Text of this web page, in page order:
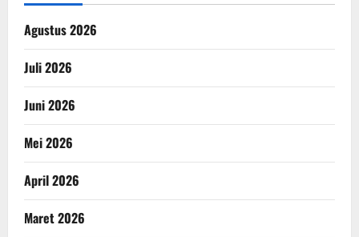
Agustus 2026
Juli 2026
Juni 2026
Mei 2026
April 2026
Maret 2026